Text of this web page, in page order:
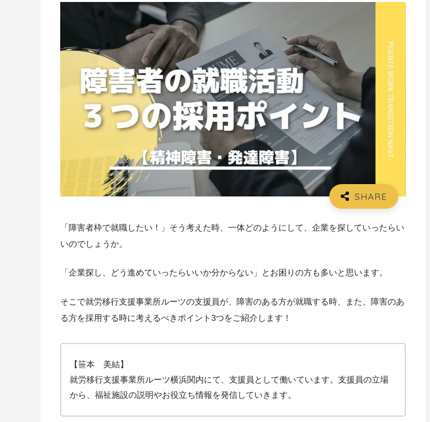
「障害者枠で就職したい！」そう考えた時、一体どのようにして、企業を探していったらい
いのでしょうか。
「企業探し、どう進めていったらいいか分からない」とお困りの方も多いと思います。
そこで就労移行支援事業所ルーツの支援員が、障害のある方が就職する時、また、障害のあ
る方を採用する時に考えるべきポイント3つをご紹介します！
【笹本 美結】
就労移行支援事業所ルーツ横浜関内にて、支援員として働いています。支援員の立場
から、福祉施設の説明やお役立ち情報を発信していきます。